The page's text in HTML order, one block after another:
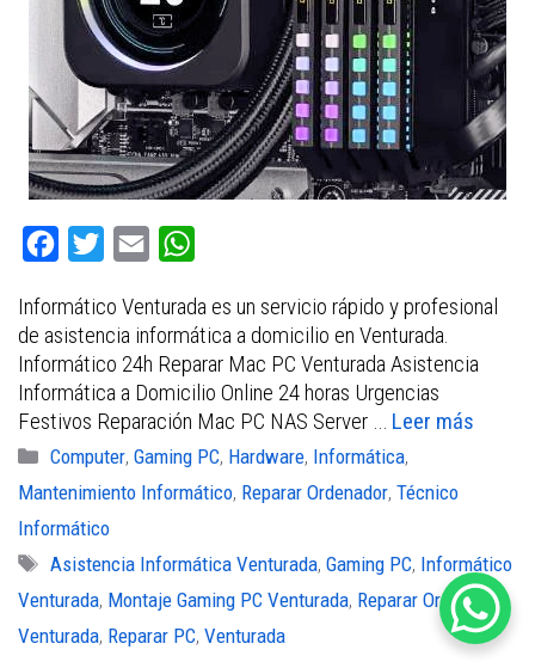
c
b
o
o
k
i
t
e
r
a
l
a
s
A
p
p
Informático Venturada es un servicio rápido y profesional
de asistencia informática a domicilio en Venturada.
Informático 24h Reparar Mac PC Venturada Asistencia
Informática a Domicilio Online 24 horas Urgencias
Festivos Reparación Mac PC NAS Server … Leer más
Categorías
Computer,Gaming PC, Hardware, Informática,
Mantenimiento Informático, Reparar Ordenador, Técnico
Informático
Etiquetas
Asistencia Informática Venturada,Gaming PC, Informático
Venturada, Montaje Gaming PC Venturada, Reparar Ordenador
Venturada, Reparar PC, Venturada